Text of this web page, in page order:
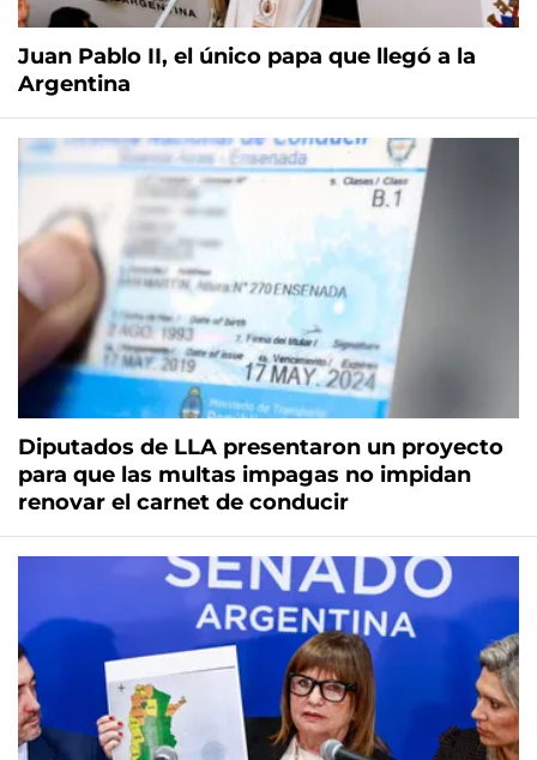
Juan Pablo II, el único papa que llegó a la
Argentina
Diputados de LLA presentaron un proyecto
para que las multas impagas no impidan
renovar el carnet de conducir